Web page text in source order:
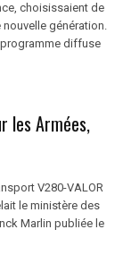
choisissaient de
génération.
programme diffuse
les Armées,
V280-VALOR
le ministère des
Marlin publiée le